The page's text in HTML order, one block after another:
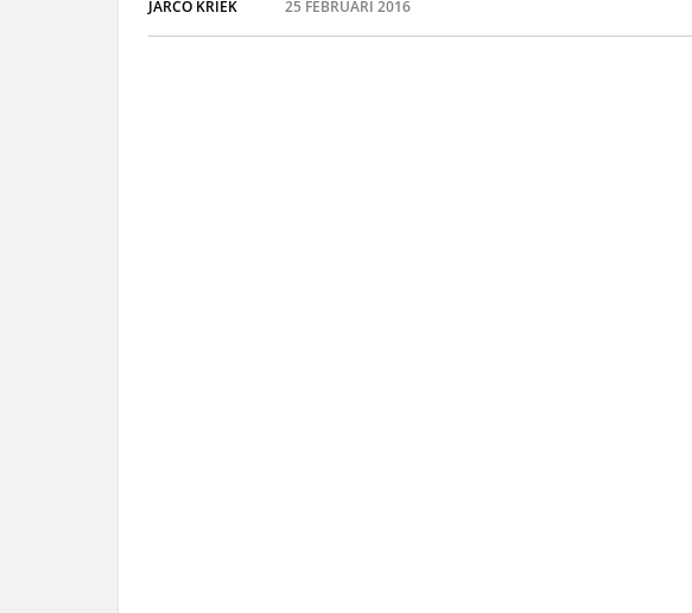
JARCO KRIEK 25 FEBRUARI 2016